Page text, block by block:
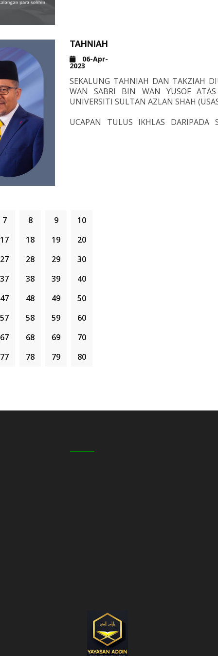
TAHNIAH
06-Apr-
2023
SEKALUNG TAHNIAH DAN TAKZIAH
WAN SABRI BIN WAN YUSOF ATAS
UNIVERSITI SULTAN AZLAN SHAH
UCAPAN TULUS IKHLAS DARIPADA
7 8 9
10
17 18 19
20
27 28 29
30
37 38 39
40
47 48 49
50
57 58 59
60
67 68 69
70
77 78 79
80